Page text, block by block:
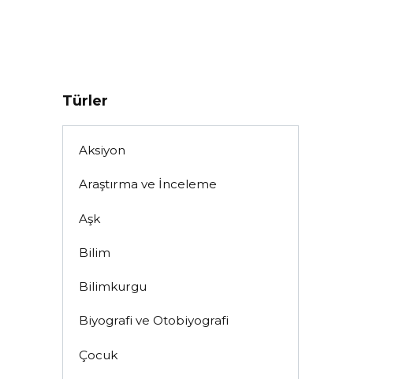
Türler
Aksiyon
Araştırma ve İnceleme
Aşk
Bilim
Bilimkurgu
Biyografi ve Otobiyografi
Çocuk